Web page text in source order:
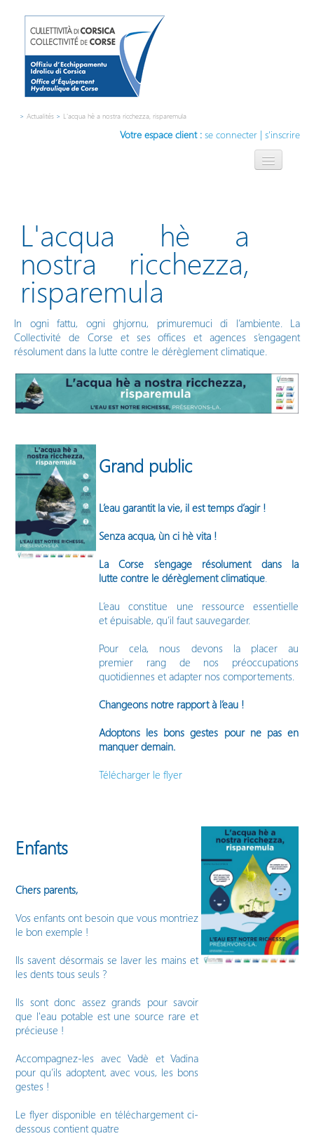
> Actualités > L'acqua hè a nostra ricchezza, risparemula
Votre espace client : se connecter | s'inscrire
Compétences
Contact
Vos démarches en ligne
L'acqua hè a
nostra ricchezza,
risparemula
In ogni fattu, ogni ghjornu, primuremuci di l’ambiente. La
Collectivité de Corse et ses offices et agences s’engagent
résolument dans la lutte contre le dérèglement climatique.
Grand public
L’eau garantit la vie, il est temps d’agir !
Senza acqua, ùn ci hè vita !
La Corse s’engage résolument dans la
lutte contre le dérèglement climatique.
L’eau constitue une ressource essentielle
et épuisable, qu’il faut sauvegarder.
Pour cela, nous devons la placer au
premier rang de nos préoccupations
quotidiennes et adapter nos comportements.
Changeons notre rapport à l’eau !
Adoptons les bons gestes pour ne pas en
manquer demain.
Télécharger le flyer
Enfants
Chers parents,
Vos enfants ont besoin que vous montriez
le bon exemple !
Ils savent désormais se laver les mains et
les dents tous seuls ?
Ils sont donc assez grands pour savoir
que l'eau potable est une source rare et
précieuse !
Accompagnez-les avec Vadè et Vadina
pour qu’ils adoptent, avec vous, les bons
gestes !
Le flyer disponible en téléchargement ci-
dessous contient quatre